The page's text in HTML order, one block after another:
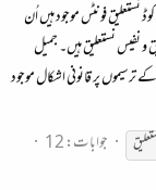
فونٹس موجود ہیں اُن
و نفیس نستعلیق ہیں۔ جمیل
پر قانونی اشکال موجود
جوابات: 12